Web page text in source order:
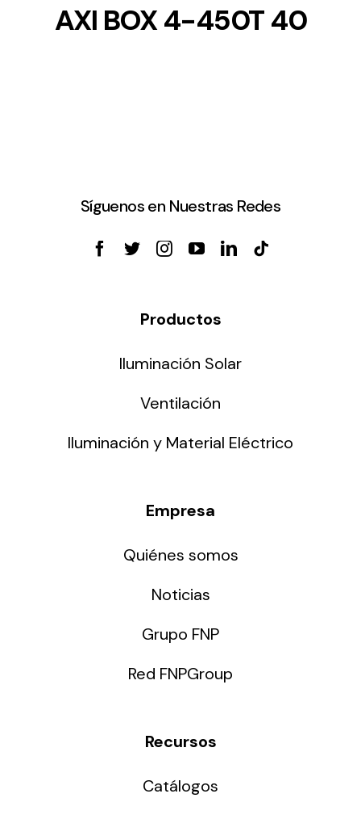
AXI BOX 4-450T 40
Síguenos en Nuestras Redes
Productos
Iluminación Solar
Ventilación
Iluminación y Material Eléctrico
Empresa
Quiénes somos
Noticias
Grupo FNP
Red FNPGroup
Recursos
Catálogos